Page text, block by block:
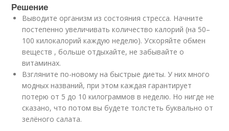
Решение
Выводите организм из состояния стресса. Начните
постепенно увеличивать количество калорий (на 50–
100 килокалорий каждую неделю). Ускоряйте обмен
веществ , больше отдыхайте, не забывайте о
витаминах.
Взгляните по-новому на быстрые диеты. У них много
модных названий, при этом каждая гарантирует
потерю от 5 до 10 килограммов в неделю. Но нигде не
сказано, что потом вы будете толстеть буквально от
зелёного салата.